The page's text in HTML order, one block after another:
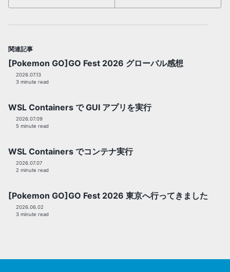
関連記事
[Pokemon GO]GO Fest 2026 グローバル感想
2026.07.13
3 minute read
WSL Containers で GUI アプリを実行
2026.07.09
5 minute read
WSL Containers でコンテナ実行
2026.07.07
2 minute read
[Pokemon GO]GO Fest 2026 東京へ行ってきました
2026.06.02
3 minute read